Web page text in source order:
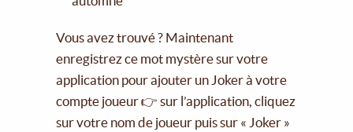
Vous avez trouvé ? Maintenant
enregistrez ce mot mystère sur votre
application pour ajouter un Joker à votre
compte joueur 👉 sur l’application, cliquez
sur votre nom de joueur puis sur « Joker »